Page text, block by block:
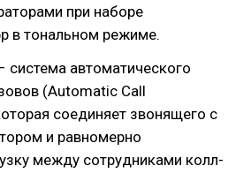
при наборе
в тональном режиме.
система автоматического
(Automatic Call
соединяет звонящего с
и равномерно
между сотрудниками колл-